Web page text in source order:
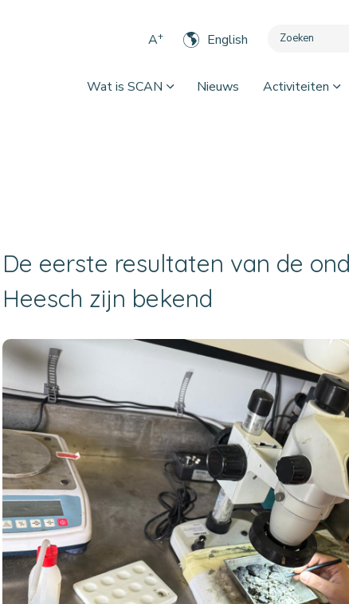
A+ English
Wat is SCAN Nieuws Activiteiten
De eerste resultaten van de
Heesch zijn bekend